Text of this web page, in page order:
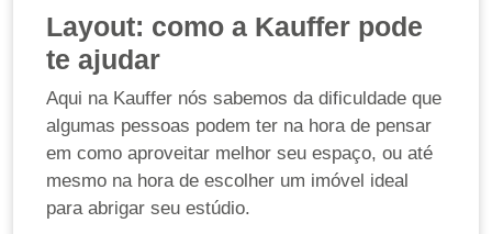
Layout: como a Kauffer pode
te ajudar
Aqui na Kauffer nós sabemos da dificuldade que
algumas pessoas podem ter na hora de pensar
em como aproveitar melhor seu espaço, ou até
mesmo na hora de escolher um imóvel ideal
para abrigar seu estúdio.